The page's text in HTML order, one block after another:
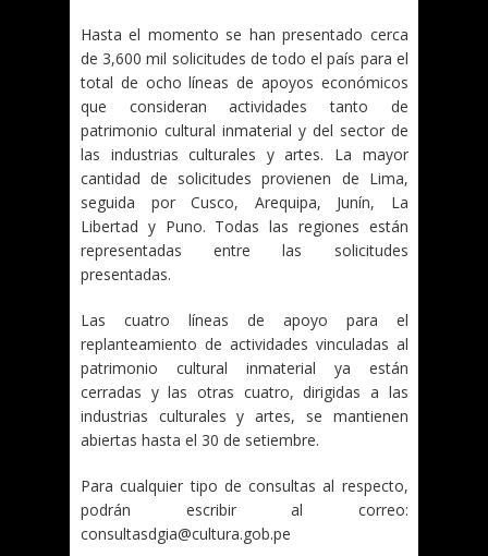
Hasta el momento se han presentado cerca
de 3,600 mil solicitudes de todo el país para el
total de ocho líneas de apoyos económicos
que consideran actividades tanto de
patrimonio cultural inmaterial y del sector de
las industrias culturales y artes. La mayor
cantidad de solicitudes provienen de Lima,
seguida por Cusco, Arequipa, Junín, La
Libertad y Puno. Todas las regiones están
representadas entre las solicitudes
presentadas.
Las cuatro líneas de apoyo para el
replanteamiento de actividades vinculadas al
patrimonio cultural inmaterial ya están
cerradas y las otras cuatro, dirigidas a las
industrias culturales y artes, se mantienen
abiertas hasta el 30 de setiembre.
Para cualquier tipo de consultas al respecto,
podrán escribir al correo:
consultasdgia@cultura.gob.pe